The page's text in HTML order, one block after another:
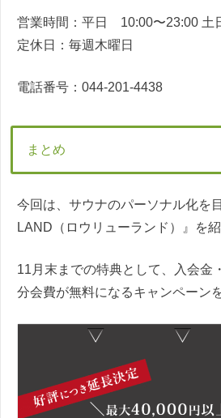
営業時間：平⽇ 10:00〜23:00
定休⽇：毎週⽊曜⽇
電話番号：044-201-4438
まとめ
今回は、サウナのパーソナル化を
LAND（ロウリューランド）』を紹
11月末までの特典として、入会金
分会費が無料になるキャンペーン